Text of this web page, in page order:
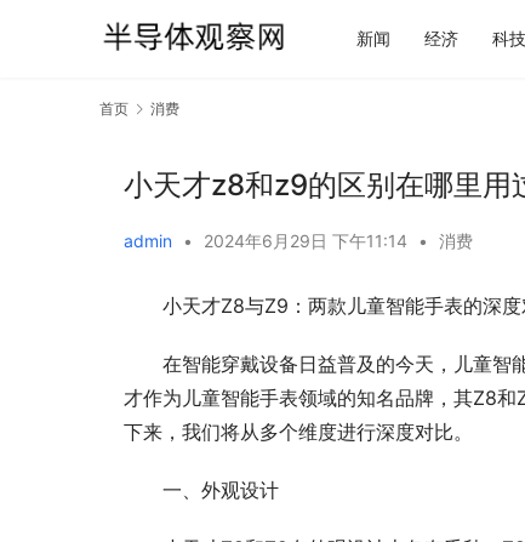
新闻 经济 科技
首页 消费
小天才z8和z9的区别在哪里用
admin • 2024年6月29日 下午11:14 • 消费
小天才Z8与Z9：两款儿童智能手表的深度
在智能穿戴设备日益普及的今天，儿童智
才作为儿童智能手表领域的知名品牌，其Z8
下来，我们将从多个维度进行深度对比。
一、外观设计